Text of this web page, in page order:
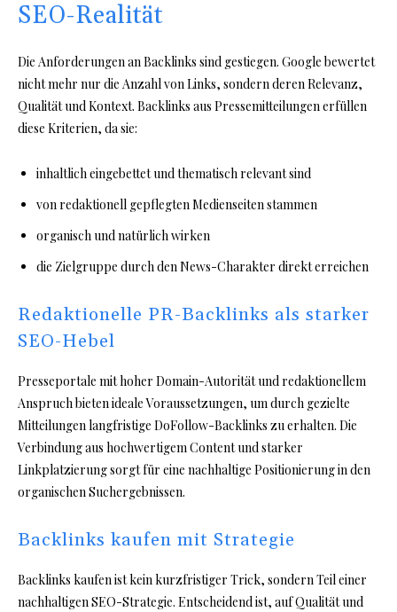
SEO-Realität
Die Anforderungen an Backlinks sind gestiegen. Google bewertet
nicht mehr nur die Anzahl von Links, sondern deren Relevanz,
Qualität und Kontext. Backlinks aus Pressemitteilungen erfüllen
diese Kriterien, da sie:
inhaltlich eingebettet und thematisch relevant sind
von redaktionell gepflegten Medienseiten stammen
organisch und natürlich wirken
die Zielgruppe durch den News-Charakter direkt erreichen
Redaktionelle PR-Backlinks als starker
SEO-Hebel
Presseportale mit hoher Domain-Autorität und redaktionellem
Anspruch bieten ideale Voraussetzungen, um durch gezielte
Mitteilungen langfristige DoFollow-Backlinks zu erhalten. Die
Verbindung aus hochwertigem Content und starker
Linkplatzierung sorgt für eine nachhaltige Positionierung in den
organischen Suchergebnissen.
Backlinks kaufen mit Strategie
Backlinks kaufen ist kein kurzfristiger Trick, sondern Teil einer
nachhaltigen SEO-Strategie. Entscheidend ist, auf Qualität und